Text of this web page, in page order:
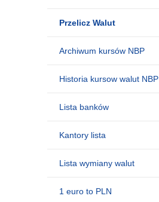
Przelicz Walut
Archiwum kursów NBP
Historia kursow walut NBP
Lista banków
Kantory lista
Lista wymiany walut
1 euro to PLN